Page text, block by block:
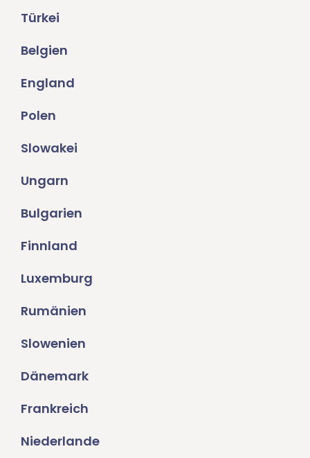
Türkei
Belgien
England
Polen
Slowakei
Ungarn
Bulgarien
Finnland
Luxemburg
Rumänien
Slowenien
Dänemark
Frankreich
Niederlande